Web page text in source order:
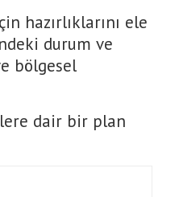
hazırlıklarını ele
durum ve
bölgesel
dair bir plan